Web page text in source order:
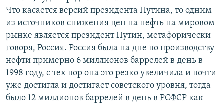
Что касается версий президента Путина, то одним
из источников снижения цен на нефть на мировом
рынке является президент Путин, метафорически
говоря, Россия. Россия была на дне по производству
нефти примерно 6 миллионов баррелей в день в
1998 году, с тех пор она это резко увеличила и почти
уже достигла и достигает советского уровня, тогда
было 12 миллионов баррелей в день в РСФСР как